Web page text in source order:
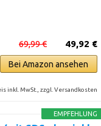
49,92 €
69,99 €
Bei Amazon ansehen
inkl. MwSt., zzgl. Versandkosten
EMPFEHLUNG